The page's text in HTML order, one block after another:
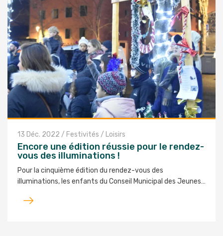
13 Déc. 2022 / Festivités / Loisirs
Encore une édition réussie pour le rendez-
vous des illuminations !
Pour la cinquième édition du rendez-vous des
illuminations, les enfants du Conseil Municipal des Jeunes…
Lire
l'article